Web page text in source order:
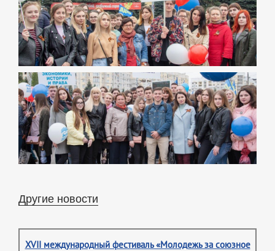
Другие новости
XVII международный фестиваль «Молодежь за союзное